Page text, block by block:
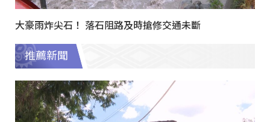
大豪雨炸尖石！ 落石阻路及時搶修交通未斷
推薦新聞